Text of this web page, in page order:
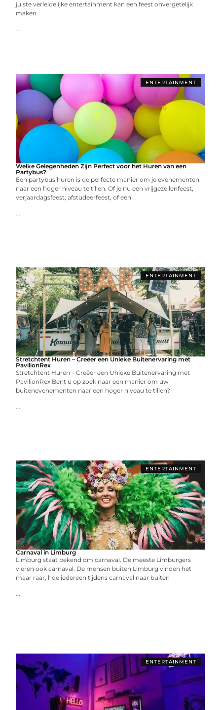
juiste verleidelijke entertainment kan een feest onvergetelijk
maken.
...
ENTERTAINMENT
Welke Gelegenheden Zijn Perfect voor het Huren van een
Partybus?
Een partybus huren is de perfecte manier om je evenementen
naar een hoger niveau te tillen. Of je nu een vrijgezellenfeest,
verjaardagsfeest, afstudeerfeest, of een
...
ENTERTAINMENT
Stretchtent Huren – Creëer een Unieke Buitenervaring met
PavilionRex
Stretchtent Huren – Creëer een Unieke Buitenervaring met
PavilionRex Bent u op zoek naar een manier om uw
buitenevenementen naar een hoger niveau te tillen?
...
ENTERTAINMENT
Carnaval in Limburg
Limburg staat bekend om carnaval. De meeste Limburgers
vieren ook carnaval. De mensen buiten Limburg vinden het
maar raar, hoe iedereen tijdens carnaval naar buiten
...
ENTERTAINMENT